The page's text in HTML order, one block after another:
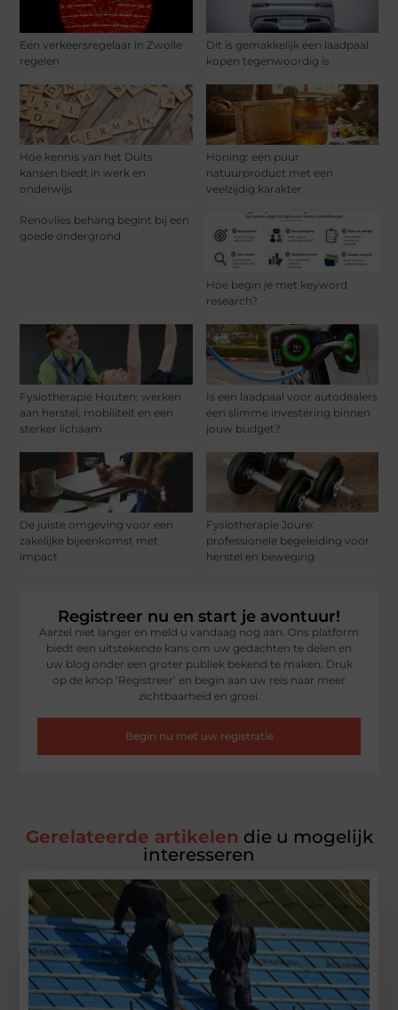
Een verkeersregelaar in Zwolle
regelen
Dit is gemakkelijk een laadpaal
kopen tegenwoordig is
Hoe kennis van het Duits
kansen biedt in werk en
onderwijs
Honing: een puur
natuurproduct met een
veelzijdig karakter
Renovlies behang begint bij een
goede ondergrond
Hoe begin je met keyword
research?
Fysiotherapie Houten: werken
aan herstel, mobiliteit en een
sterker lichaam
Is een laadpaal voor autodealers
een slimme investering binnen
jouw budget?
De juiste omgeving voor een
zakelijke bijeenkomst met
impact
Fysiotherapie Joure:
professionele begeleiding voor
herstel en beweging
Registreer nu en start je avontuur!
Aarzel niet langer en meld u vandaag nog aan. Ons platform
biedt een uitstekende kans om uw gedachten te delen en
uw blog onder een groter publiek bekend te maken. Druk
op de knop ‘Registreer’ en begin aan uw reis naar meer
zichtbaarheid en groei.
Begin nu met uw registratie
Gerelateerde artikelen die u mogelijk
interesseren